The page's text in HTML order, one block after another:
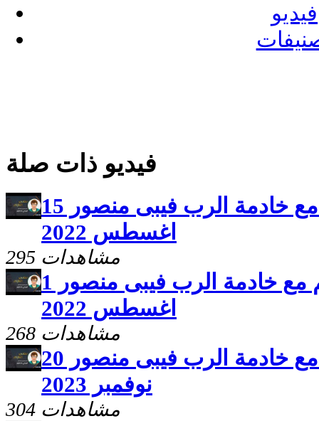
فيديو
فيديو ذات صلة
برنامج سلامى اعطيكم مع خادمة الرب فيبى منصور 15
اغسطس 2022
295 مشاهدات
برنامج سلامى اعطيكم مع خادمة الرب فيبى منصور 1
اغسطس 2022
268 مشاهدات
برنامج سلامى اعطيكم مع خادمة الرب فيبى منصور 20
نوفمبر 2023
304 مشاهدات